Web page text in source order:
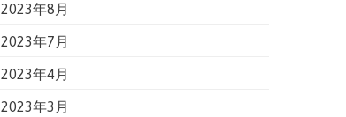
2023年8月
2023年7月
2023年4月
2023年3月